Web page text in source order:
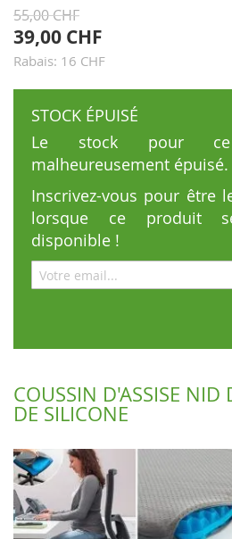
gallery
55,00 CHF
39,00 CHF
Rabais: 16 CHF
STOCK ÉPUISÉ
Le stock pour
malheureusement épuisé.
Inscrivez-vous pour être
lorsque ce produit
disponible !
COUSSIN D'ASSISE NID
DE SILICONE